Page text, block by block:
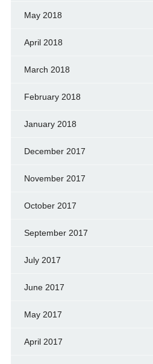
May 2018
April 2018
March 2018
February 2018
January 2018
December 2017
November 2017
October 2017
September 2017
July 2017
June 2017
May 2017
April 2017